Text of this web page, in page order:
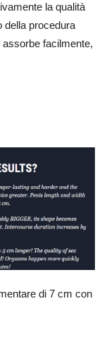
la qualità
della procedura
facilmente,
di 7 cm con